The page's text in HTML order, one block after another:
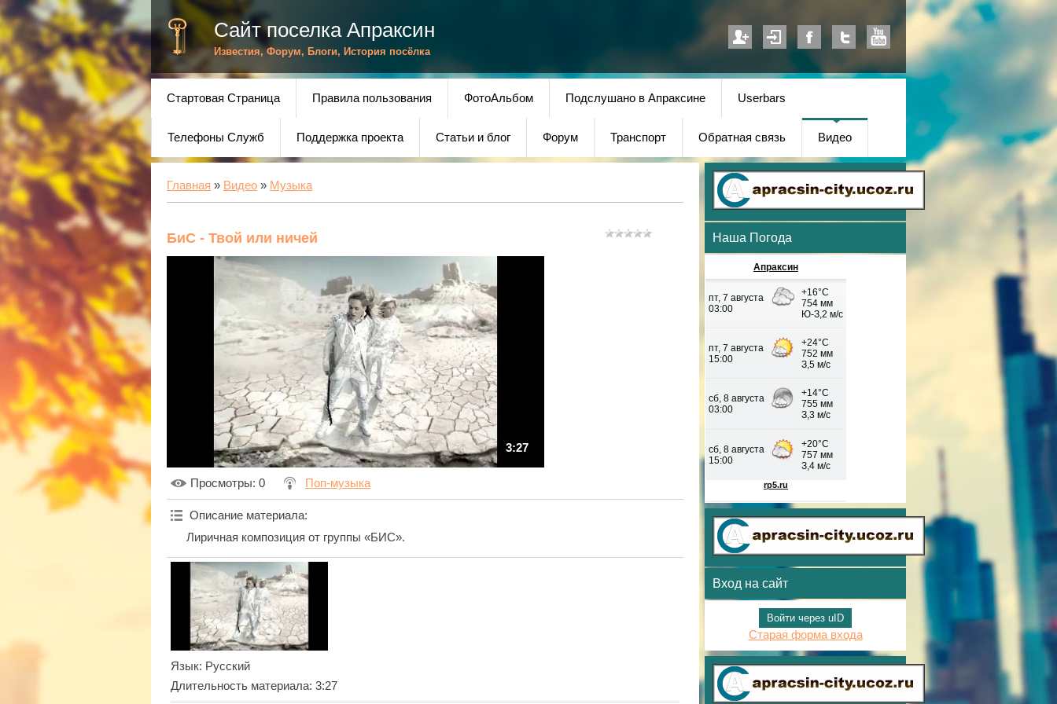
Сайт поселка Апраксин
Известия, Форум, Блоги, История посёлка
Стартовая Страница Правила пользования ФотоАльбом Подслушано в Апраксине Userbars
Телефоны Служб Поддержка проекта Статьи и блог Форум Транспорт Обратная связь Видео
Главная » Видео » Музыка
БиС - Твой или ничей
3:27
Просмотры: 0 Поп-музыка
Описание материала:
Лиричная композиция от группы «БИС».
Язык: Русский
Длительность материала: 3:27
Наша Погода
Апраксин
Вход на сайт
Войти через uID
Старая форма входа